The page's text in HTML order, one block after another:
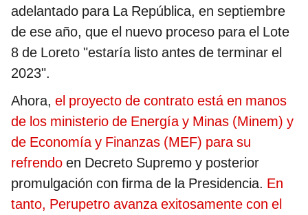
adelantado para La República, en septiembre
de ese año, que el nuevo proceso para el Lote
8 de Loreto "estaría listo antes de terminar el
2023".
Ahora, el proyecto de contrato está en manos
de los ministerio de Energía y Minas (Minem) y
de Economía y Finanzas (MEF) para su
refrendo en Decreto Supremo y posterior
promulgación con firma de la Presidencia. En
tanto, Perupetro avanza exitosamente con el